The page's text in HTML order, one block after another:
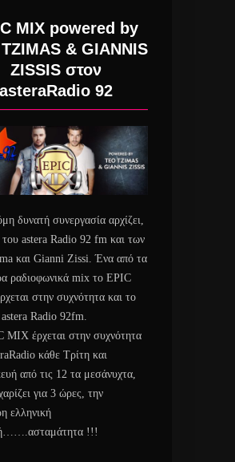
MIX powered by
& GIANNIS
ZISSIS στον
asteraRadio 92
δυνατή συνεργασία αρχίζει,
του astera Radio 92 fm και των
και Gianni Zissi. Ένα από τα
ραδιοφωνικά mix το EPIC
στην συχνότητα και το
Radio 92fm.
MIX έρχεται στην συχνότητα
κάθε Τρίτη και
από τις 12 τα μεσάνυχτα,
για 3 ώρες, την
ελληνική
!!!